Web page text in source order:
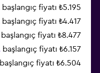
başlangıç fiyatı ₺5.195
başlangıç fiyatı ₺4.417
başlangıç fiyatı ₺8.477
başlangıç fiyatı ₺6.157
başlangıç fiyatı ₺6.504